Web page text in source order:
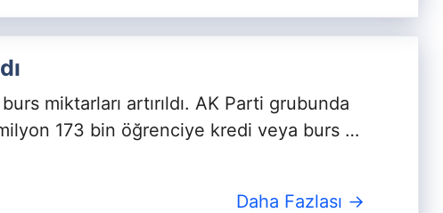
miktarları artırıldı. AK Parti grubunda
173 bin öğrenciye kredi veya burs …
Daha Fazlası →